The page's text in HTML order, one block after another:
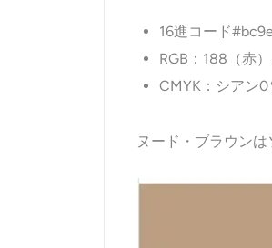
16進コード
RGB：188（赤
CMYK：シアン
ヌード・ブラウン